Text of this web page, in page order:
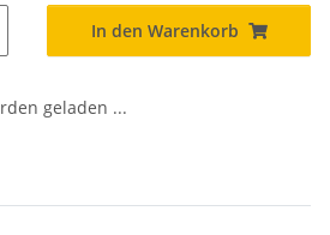
In den Warenkorb
geladen ...